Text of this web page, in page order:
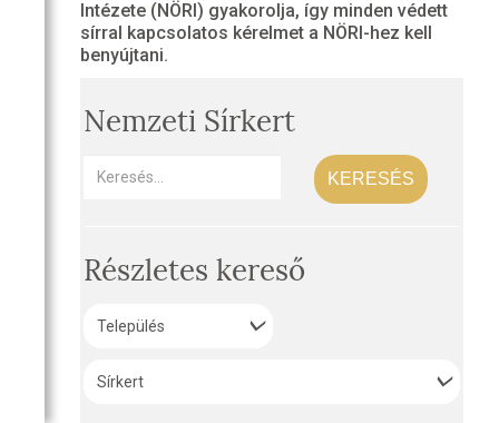
Intézete (NÖRI) gyakorolja, így minden védett
sírral kapcsolatos kérelmet a NÖRI-hez kell
benyújtani.
Nemzeti Sírkert
KERESÉS
Részletes kereső